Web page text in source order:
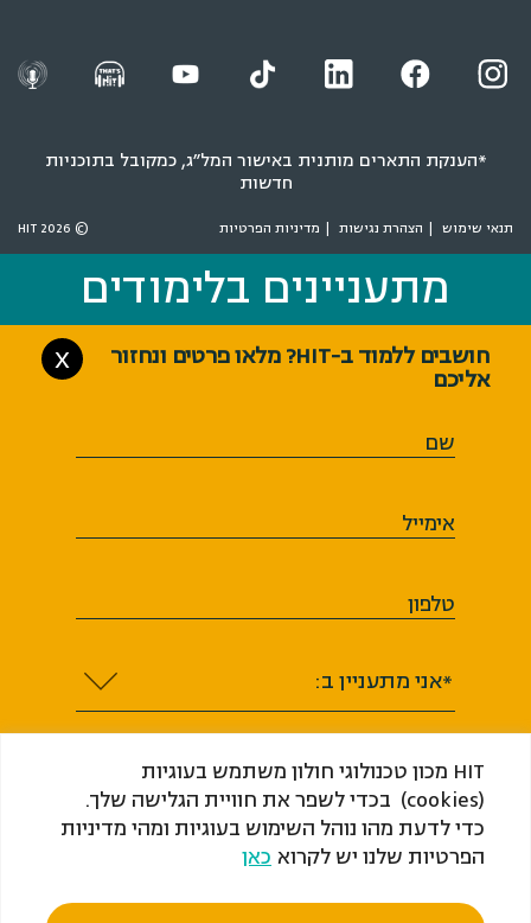
HIT מכון טכנולוגי חולון משתמש בעוגיות
(cookies) בכדי לשפר את חוויית הגלישה שלך.
כדי לדעת מהו נוהל השימוש בעוגיות ומהי מדיניות
הפרטיות שלנו יש לקרוא כאן
*הענקת התארים מותנית באישור המל״ג, כמקובל בתוכניות
חדשות
תנאי שימוש הצהרת נגישות מדיניות הפרטיות © 2026 HIT
מתעניינים בלימודים
חושבים ללמוד ב-HIT? מלאו פרטים ונחזור
אליכם
X
שם
אימייל
טלפון
*אני מתעניין ב:
מתעניינים בלימודים